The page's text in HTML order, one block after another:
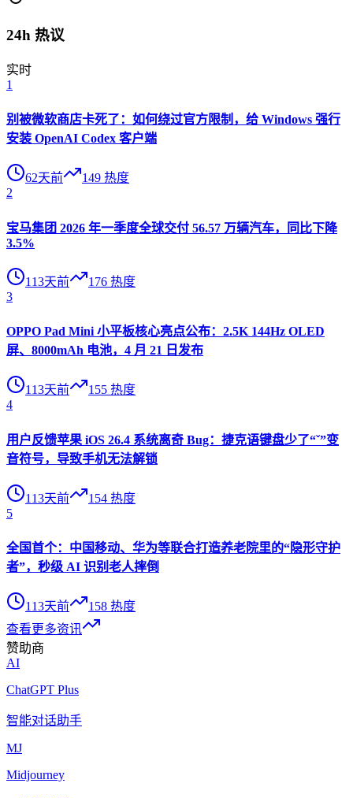
24h 热议
实时
1
别被微软商店卡死了：如何绕过官方限制，给 Windows 强行
安装 OpenAI Codex 客户端
62天前 149 热度
2
宝马集团 2026 年一季度全球交付 56.57 万辆汽车，同比下降
3.5%
113天前 176 热度
3
OPPO Pad Mini 小平板核心亮点公布：2.5K 144Hz OLED
屏、8000mAh 电池，4 月 21 日发布
113天前 155 热度
4
用户反馈苹果 iOS 26.4 系统离奇 Bug：捷克语键盘少了“ˇ”变
音符号，导致手机无法解锁
113天前 154 热度
5
全国首个：中国移动、华为等联合打造养老院里的“隐形守护
者”，秒级 AI 识别老人摔倒
113天前 158 热度
查看更多资讯
赞助商
AI
ChatGPT Plus
智能对话助手
MJ
Midjourney